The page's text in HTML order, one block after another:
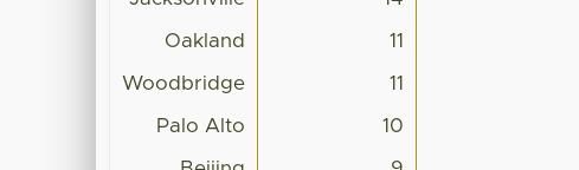
Oakland 11
Woodbridge 11
Palo Alto 10